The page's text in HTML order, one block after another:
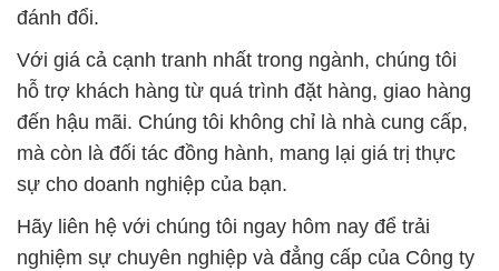
đánh đổi.
Với giá cả cạnh tranh nhất trong ngành, chúng tôi
hỗ trợ khách hàng từ quá trình đặt hàng, giao hàng
đến hậu mãi. Chúng tôi không chỉ là nhà cung cấp,
mà còn là đối tác đồng hành, mang lại giá trị thực
sự cho doanh nghiệp của bạn.
Hãy liên hệ với chúng tôi ngay hôm nay để trải
nghiệm sự chuyên nghiệp và đẳng cấp của Công ty